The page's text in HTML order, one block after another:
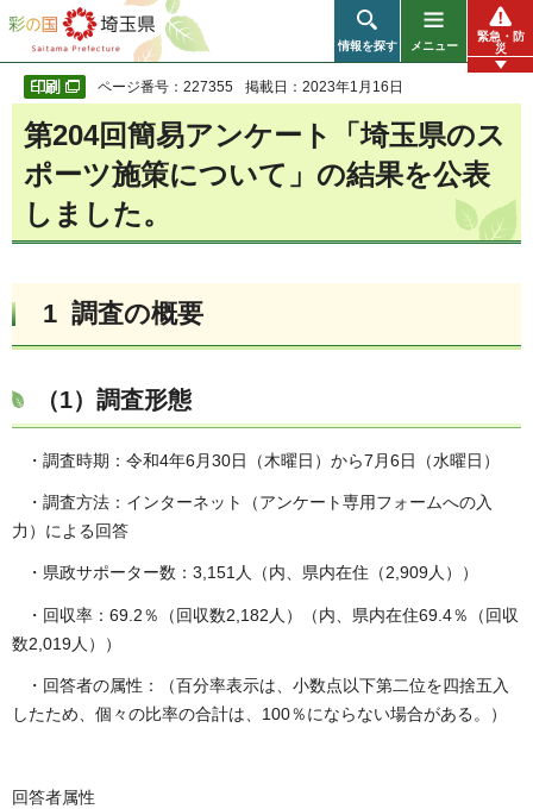
彩の国 埼玉県
情報を探す メニュー
緊急・防
災
ページ番号：227355 掲載日：2023年1月16日
第204回簡易アンケート「埼玉県のス
ポーツ施策について」の結果を公表
しました。
1 調査の概要
（1）調査形態
・調査時期：令和4年6月30日（木曜日）から7月6日（水曜日）
・調査方法：インターネット（アンケート専用フォームへの入
力）による回答
・県政サポーター数：3,151人（内、県内在住（2,909人））
・回収率：69.2％（回収数2,182人）（内、県内在住69.4％（回収
数2,019人））
・回答者の属性：（百分率表示は、小数点以下第二位を四捨五入
したため、個々の比率の合計は、100％にならない場合がある。）
回答者属性